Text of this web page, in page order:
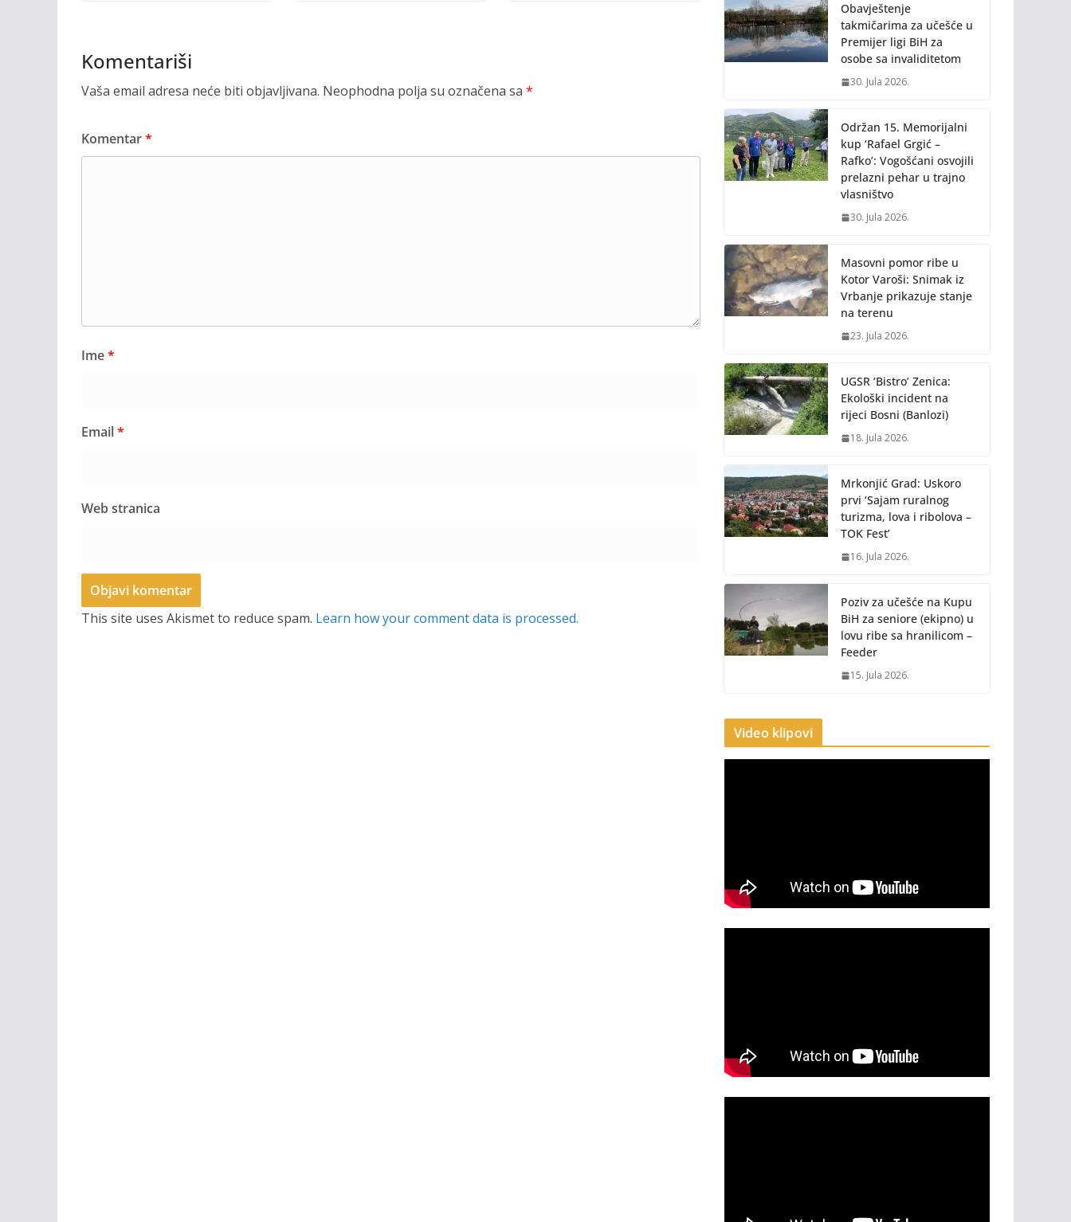
Komentariši
Vaša email adresa neće biti objavljivana. Neophodna polja su označena sa *
Komentar*
Ime*
Email*
Web stranica
This site uses Akismet to reduce spam. Learn how your comment data is processed.
Obavještenje
takmičarima za učešće u
Premijer ligi BiH za
osobe sa invaliditetom
30. Jula 2026.
Održan 15. Memorijalni
kup ‘Rafael Grgić –
Rafko’: Vogošćani osvojili
prelazni pehar u trajno
vlasništvo
30. Jula 2026.
Masovni pomor ribe u
Kotor Varoši: Snimak iz
Vrbanje prikazuje stanje
na terenu
23. Jula 2026.
UGSR ‘Bistro’ Zenica:
Ekološki incident na
rijeci Bosni (Banlozi)
18. Jula 2026.
Mrkonjić Grad: Uskoro
prvi ‘Sajam ruralnog
turizma, lova i ribolova –
TOK Fest’
16. Jula 2026.
Poziv za učešće na Kupu
BiH za seniore (ekipno) u
lovu ribe sa hranilicom –
Feeder
15. Jula 2026.
Video klipovi